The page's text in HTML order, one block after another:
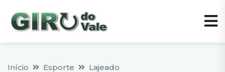
Início Esporte Lajeado